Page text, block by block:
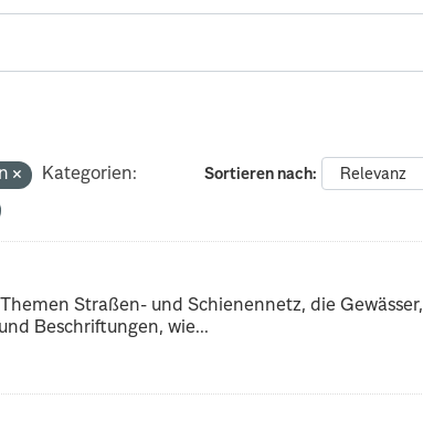
Sortieren nach
Kategorien:
Straßen- und Schienennetz, die Gewässer,
Beschriftungen, wie...